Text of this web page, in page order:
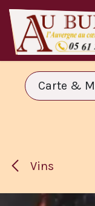
Se rendre au
Carte &
Vins